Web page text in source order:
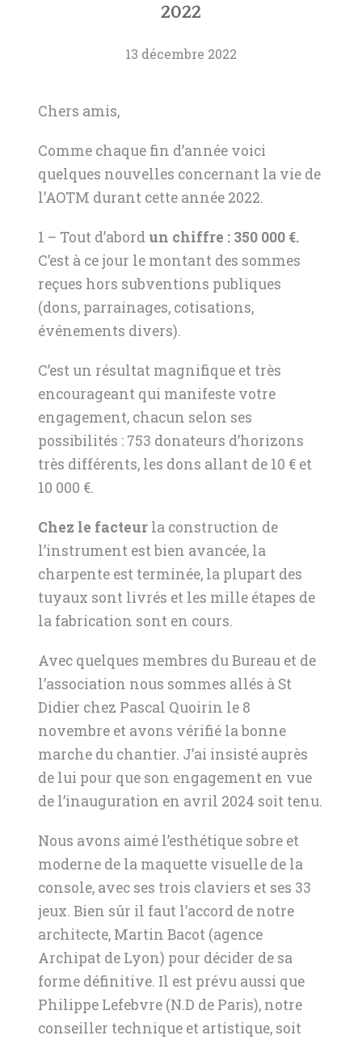
2022
13 décembre 2022
Chers amis,
Comme chaque fin d’année voici
quelques nouvelles concernant la vie de
l’AOTM durant cette année 2022.
1 – Tout d’abord un chiffre : 350 000 €.
C’est à ce jour le montant des sommes
reçues hors subventions publiques
(dons, parrainages, cotisations,
événements divers).
C’est un résultat magnifique et très
encourageant qui manifeste votre
engagement, chacun selon ses
possibilités : 753 donateurs d’horizons
très différents, les dons allant de 10 € et
10 000 €.
Chez le facteur la construction de
l’instrument est bien avancée, la
charpente est terminée, la plupart des
tuyaux sont livrés et les mille étapes de
la fabrication sont en cours.
Avec quelques membres du Bureau et de
l’association nous sommes allés à St
Didier chez Pascal Quoirin le 8
novembre et avons vérifié la bonne
marche du chantier. J’ai insisté auprès
de lui pour que son engagement en vue
de l’inauguration en avril 2024 soit tenu.
Nous avons aimé l’esthétique sobre et
moderne de la maquette visuelle de la
console, avec ses trois claviers et ses 33
jeux. Bien sûr il faut l’accord de notre
architecte, Martin Bacot (agence
Archipat de Lyon) pour décider de sa
forme définitive. Il est prévu aussi que
Philippe Lefebvre (N.D de Paris), notre
conseiller technique et artistique, soit